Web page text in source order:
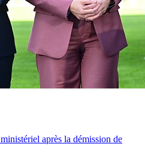
après la démission de